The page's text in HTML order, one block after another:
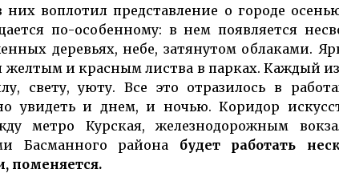
воплотил представление о городе
по-особенному: в нем появляется
деревьях, небе, затянутом облаками.
желтым и красным листва в парках. Каждый
свету, уюту. Все это отразилось в
увидеть и днем, и ночью. Коридор
метро Курская, железнодорожным
Басманного района будет работать
поменяется.